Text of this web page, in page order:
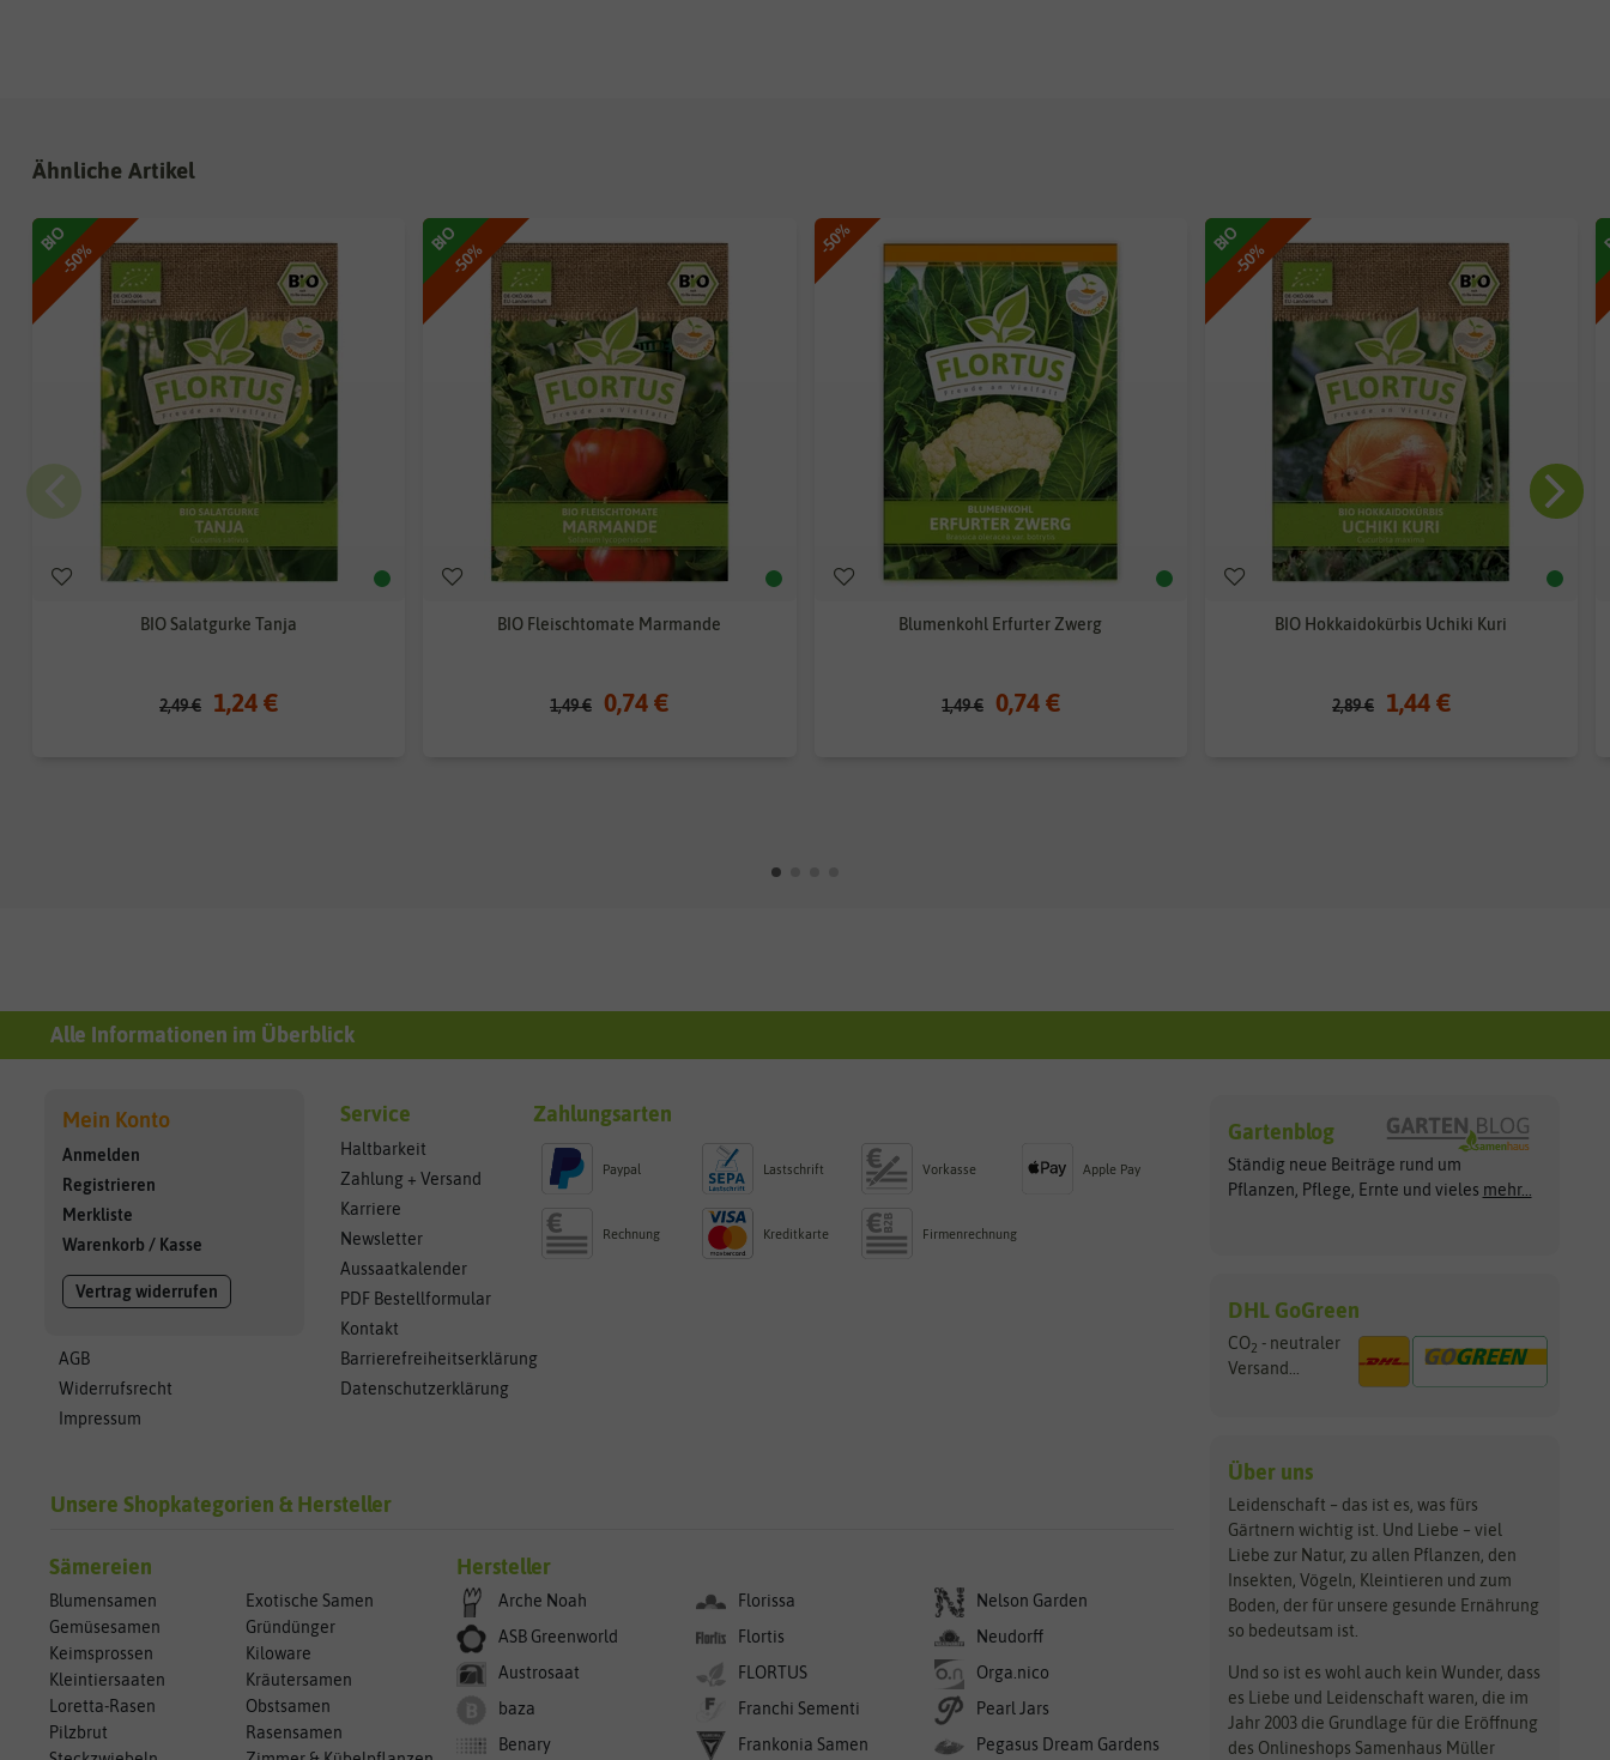
Ähnliche Artikel
-50%
BIO
BIO Salatgurke Tanja
2,49 € 1,24 €
-50%
BIO
BIO Fleischtomate Marmande
1,49 € 0,74 €
-50%
Blumenkohl Erfurter Zwerg
1,49 € 0,74 €
-50%
BIO
BIO Hokkaidokürbis Uchiki Kuri
2,89 € 1,44 €
Alle Informationen im Überblick
Mein Konto
Anmelden
Registrieren
Merkliste
Warenkorb / Kasse
Vertrag widerrufen
AGB
Widerrufsrecht
Impressum
Service
Haltbarkeit
Zahlung + Versand
Karriere
Newsletter
Aussaatkalender
PDF Bestellformular
Kontakt
Barrierefreiheitserklärung
Datenschutzerklärung
Zahlungsarten
Paypal Lastschrift Vorkasse Apple Pay
Rechnung Kreditkarte Firmenrechnung
Unsere Shopkategorien & Hersteller
Sämereien
Blumensamen
Exotische Samen
Gemüsesamen
Gründünger
Keimsprossen
Kiloware
Kleintiersaaten
Kräutersamen
Loretta-Rasen
Obstsamen
Pilzbrut
Rasensamen
Hersteller
Arche Noah
ASB Greenworld
Austrosaat
baza
Benary
Florissa
Flortis
FLORTUS
Franchi Sementi
Frankonia Samen
Nelson Garden
Neudorff
Orga.nico
Pearl Jars
Pegasus Dream Gardens
Gartenblog
Ständig neue Beiträge rund um
Pflanzen, Pflege, Ernte und vieles mehr...
DHL GoGreen
CO2 - neutraler
Versand...
Über uns
Leidenschaft – das ist es, was fürs
Gärtnern wichtig ist. Und Liebe – viel
Liebe zur Natur, zu allen Pflanzen, den
Insekten, Vögeln, Kleintieren und zum
Boden, der für unsere gesunde Ernährung
so bedeutsam ist.
Und so ist es wohl auch kein Wunder, dass
es Liebe und Leidenschaft waren, die im
Jahr 2003 die Grundlage für die Eröffnung
des Onlineshops Samenhaus Müller